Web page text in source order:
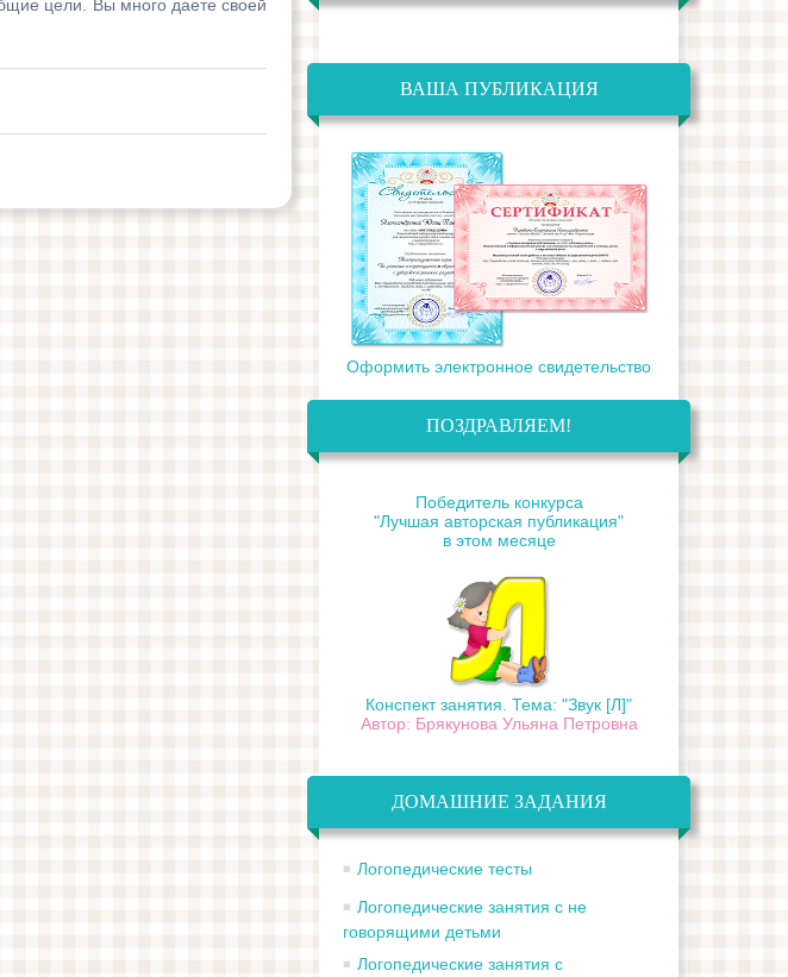
цели. Вы много даете своей
ВАША ПУБЛИКАЦИЯ
Оформить электронное свидетельство
ПОЗДРАВЛЯЕМ!
Победитель конкурса
"Лучшая авторская публикация"
в этом месяце
Конспект занятия. Тема: "Звук [Л]"
Автор: Брякунова Ульяна Петровна
ДОМАШНИЕ ЗАДАНИЯ
Логопедические тесты
Логопедические занятия с не
говорящими детьми
Логопедические занятия с